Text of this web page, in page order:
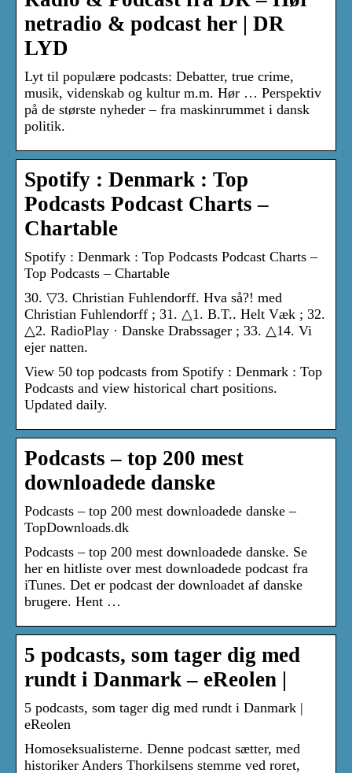
netradio & podcast her | DR
LYD
Lyt til populære podcasts: Debatter, true crime,
musik, videnskab og kultur m.m. Hør … Perspektiv
på de største nyheder – fra maskinrummet i dansk
politik.
Spotify : Denmark : Top
Podcasts Podcast Charts –
Chartable
Spotify : Denmark : Top Podcasts Podcast Charts –
Top Podcasts – Chartable
30. ▽3. Christian Fuhlendorff. Hva så?! med
Christian Fuhlendorff ; 31. △1. B.T.. Helt Væk ; 32.
△2. RadioPlay · Danske Drabssager ; 33. △14. Vi
ejer natten.
View 50 top podcasts from Spotify : Denmark : Top
Podcasts and view historical chart positions.
Updated daily.
Podcasts – top 200 mest
downloadede danske
Podcasts – top 200 mest downloadede danske –
TopDownloads.dk
Podcasts – top 200 mest downloadede danske. Se
her en hitliste over mest downloadede podcast fra
iTunes. Det er podcast der downloadet af danske
brugere. Hent …
5 podcasts, som tager dig med
rundt i Danmark – eReolen |
5 podcasts, som tager dig med rundt i Danmark |
eReolen
Homoseksualisterne. Denne podcast sætter, med
historiker Anders Thorkilsens stemme ved roret,